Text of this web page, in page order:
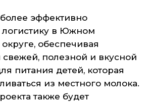
эффективно
логистику в Южном
обеспечивая
свежей, полезной и вкусной
питания детей, которая
из местного молока.
также будет